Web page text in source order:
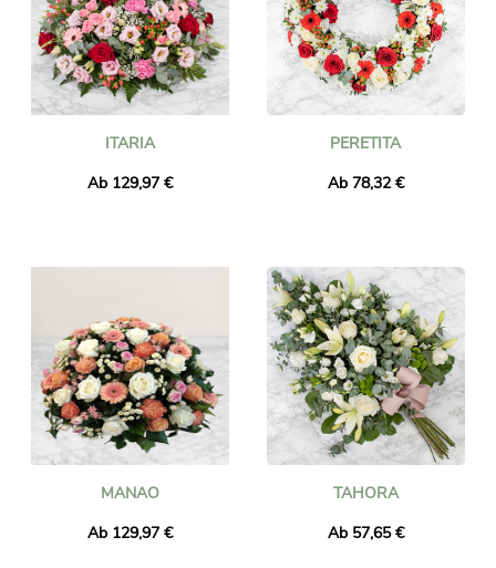
ITARIA
Ab 129,97 €
PERETITA
Ab 78,32 €
MANAO
Ab 129,97 €
TAHORA
Ab 57,65 €